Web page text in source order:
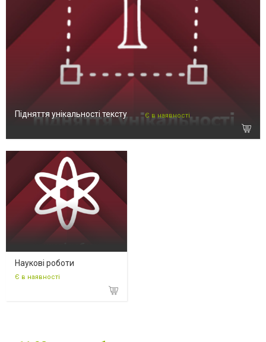
Підняття унікальності тексту Є в наявності
Наукові роботи
Є в наявності